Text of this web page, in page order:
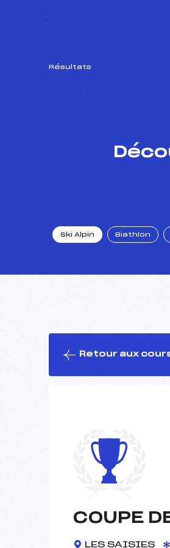
Résultats
Ski Alpin Biathlon
Retour aux
COUPE
LES SAISIES